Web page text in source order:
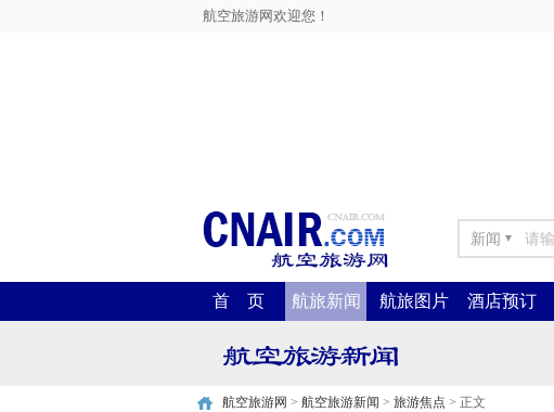
航空旅游网欢迎您！
新闻 ▼
首 页 航旅新闻 航旅图片 酒店预订
航空旅游网 > 航空旅游新闻 > 旅游焦点 > 正文